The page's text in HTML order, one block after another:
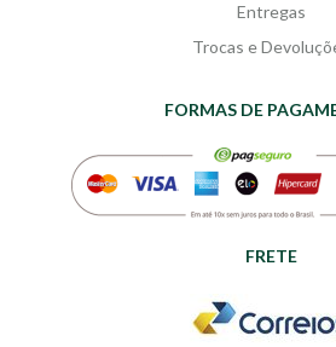
Entregas
Trocas e
FORMAS DE
FRETE